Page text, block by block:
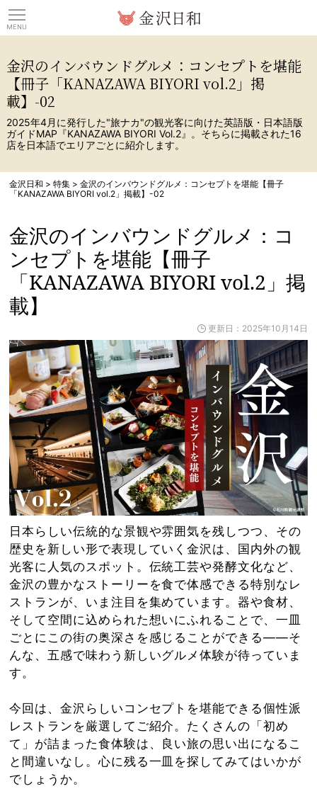
金沢のインバウンドグルメ：コンセプトを堪能
【冊子「KANAZAWA BIYORI vol.2」掲
載】-02
2025年4月に発行した"旅ナカ"の観光客に向けた英語版・日本語版
ガイドMAP『KANAZAWA BIYORI Vol.2』。そちらに掲載された16
店を日本語でエリアごとに紹介します。
金沢日和 >特集 >金沢のインバウンドグルメ：コンセプトを堪能【冊子
「KANAZAWA BIYORI vol.2」掲載】-02
金沢のインバウンドグルメ：コ
ンセプトを堪能【冊子
「KANAZAWA BIYORI vol.2」掲
載】
更新日：2025年10月14日
日本らしい伝統的な景観や雰囲気を残しつつ、その
歴史を新しい形で表現していく金沢は、国内外の観
光客に人気のスポット。伝統工芸や発酵文化など、
金沢の豊かなストーリーを食で体感できる特別なレ
ストランが、いま注目を集めています。器や食材、
そして空間に込められた想いにふれることで、一皿
ごとにこの街の奥深さを感じることができる――そ
んな、五感で味わう新しいグルメ体験が待っていま
す。
今回は、金沢らしいコンセプトを堪能できる個性派
レストランを厳選してご紹介。たくさんの「初め
て」が詰まった食体験は、良い旅の思い出になるこ
と間違いなし。心に残る一皿を探してみてはいかが
でしょうか。